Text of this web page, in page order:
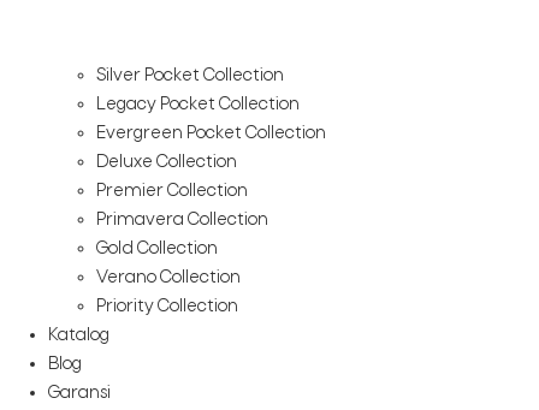
Silver Pocket Collection
Legacy Pocket Collection
Evergreen Pocket Collection
Deluxe Collection
Premier Collection
Primavera Collection
Gold Collection
Verano Collection
Priority Collection
Katalog
Blog
Garansi